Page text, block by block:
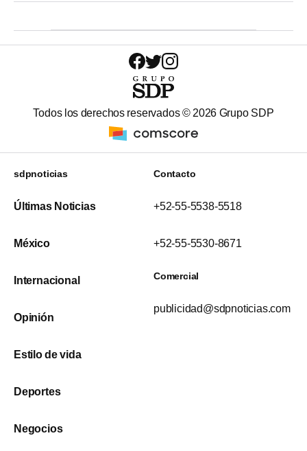
Todos los derechos reservados © 2026 Grupo SDP
sdpnoticias
Últimas Noticias
México
Internacional
Opinión
Estilo de vida
Deportes
Negocios
Contacto
+52-55-5538-5518
+52-55-5530-8671
Comercial
publicidad@sdpnoticias.com